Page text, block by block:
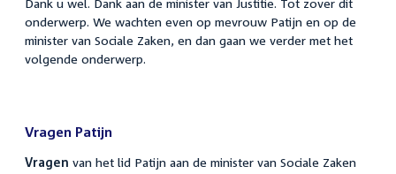
onderwerp. We wachten even op mevrouw Patijn en op de
minister van Sociale Zaken, en dan gaan we verder met het
volgende onderwerp.
Vragen Patijn
Vragen van het lid Patijn aan de minister van Sociale Zaken